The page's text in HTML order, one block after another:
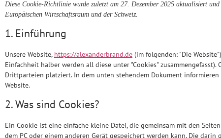
Diese Cookie-Richtlinie wurde zuletzt am 27. Dezember 2025 aktualisiert
Europäischen Wirtschaftsraum und der Schweiz.
1. Einführung
Unsere Website, https://alexanderbrand.de (im folgenden: "Die
Einfachheit halber werden all diese unter "Cookies"
Drittparteien platziert. In dem unten stehendem Dokument
Website.
2. Was sind Cookies?
Ein Cookie ist eine einfache kleine Datei, die gemeinsam mit den
dem PC oder einem anderen Gerät gespeichert werden kann. Die